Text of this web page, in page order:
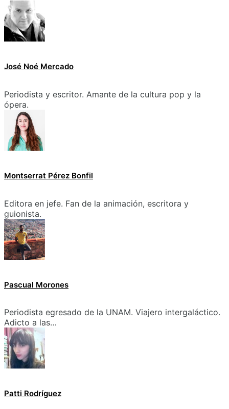
José Noé Mercado
Periodista y escritor. Amante de la cultura pop y la
ópera.
Montserrat Pérez Bonfil
Editora en jefe. Fan de la animación, escritora y
guionista.
Pascual Morones
Periodista egresado de la UNAM. Viajero intergaláctico.
Adicto a las…
Patti Rodríguez